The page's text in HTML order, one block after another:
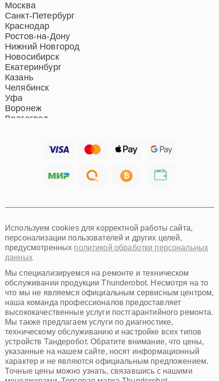
Москва
Санкт-Петербург
Краснодар
Ростов-на-Дону
Нижний Новгород
Новосибирск
Екатеринбург
Казань
Челябинск
Уфа
Воронеж
Волгоград
Хабаровск
Омск
Красноярск
Пермь
Ульяновск
Киров
Архангельск
Астрахань
Белгород
Благовещенск
Брянск
Владивосток
Владикавказ
Владимир
Волжский
Вологда
Используем cookies для корректной работы сайта,
персонализации пользователей и других целей,
предусмотренных политикой обработки персональных
данных
Мы специализируемся на ремонте и техническом
обслуживании продукции Thunderobot. Несмотря на то
что мы не являемся официальным сервисным центром,
наша команда профессионалов предоставляет
высококачественные услуги постгарантийного ремонта.
Мы также предлагаем услуги по диагностике,
техническому обслуживанию и настройке всех типов
устройств Тандеробот. Обратите внимание, что цены,
указанные на нашем сайте, носят информационный
характер и не являются официальным предложением.
Точные цены можно узнать, связавшись с нашими